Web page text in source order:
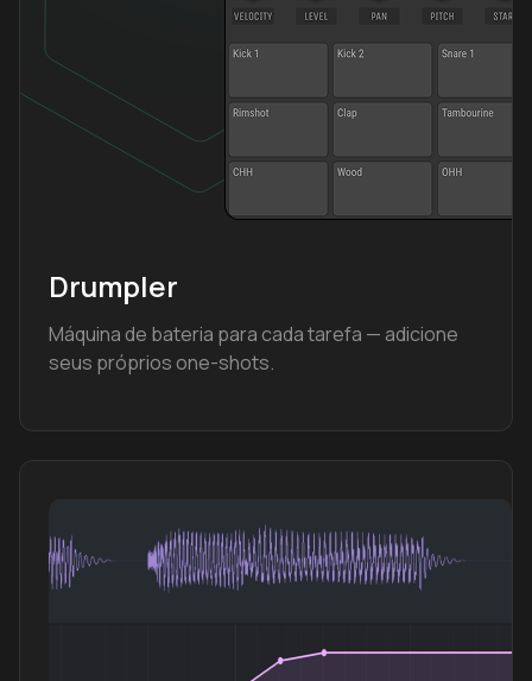
Drumpler
Máquina de bateria para cada tarefa — adicione
seus próprios one-shots.